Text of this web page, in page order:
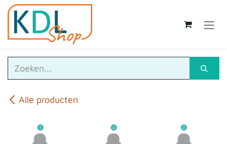
Overslaan naar inhoud
Alle producten